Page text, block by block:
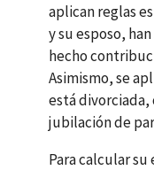
aplican reglas
y su esposo,
hecho
Asimismo, se
está divorciada,
jubilación de
Para calcular